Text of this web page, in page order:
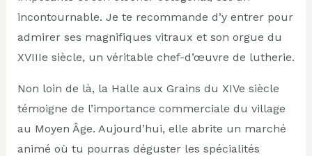
incontournable. Je te recommande d’y entrer pour
admirer ses magnifiques vitraux et son orgue du
XVIIIe siècle, un véritable chef-d’œuvre de lutherie.
Non loin de là, la Halle aux Grains du XIVe siècle
témoigne de l’importance commerciale du village
au Moyen Âge. Aujourd’hui, elle abrite un marché
animé où tu pourras déguster les spécialités